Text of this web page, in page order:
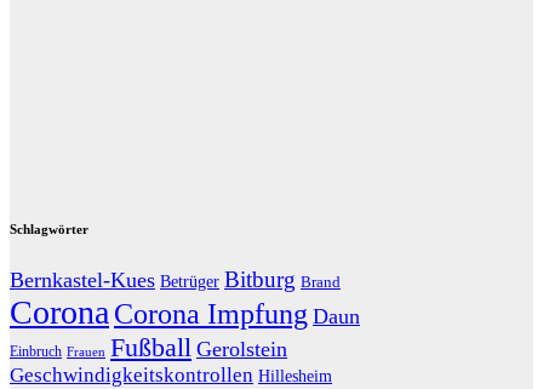
Schlagwörter
Bernkastel-Kues Betrüger Bitburg Brand
Corona Corona Impfung Daun
Einbruch Frauen Fußball Gerolstein
Geschwindigkeitskontrollen Hillesheim